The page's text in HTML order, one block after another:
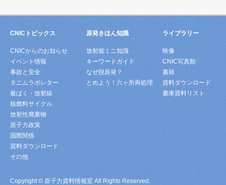
CNICトピックス
CNICからのお知らせ
イベント情報
事故と安全
タニムラボレター
被ばく・放射線
核燃料サイクル
放射性廃棄物
原子力政策
国際関係
資料ダウンロード
その他
原発きほん知識
放射能ミニ知識
キーワードガイド
なぜ脱原発？
とめよう！六ヶ所再処理
ライブラリー
映像
CNIC写真館
書籍
資料ダウンロード
書庫資料リスト
Copyright © 原子力資料情報室 All Rights Reserved.